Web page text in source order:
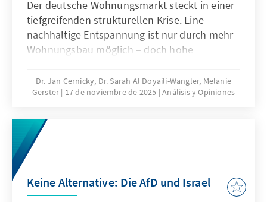
Der deutsche Wohnungsmarkt steckt in einer
tiefgreifenden strukturellen Krise. Eine
nachhaltige Entspannung ist nur durch mehr
Wohnungsbau möglich – doch hohe
Vorgaben bremsen die Bautätigkeit erheblich.
Zur Lösung des Problems bedarf es einer
Komplexität.
Dr. Jan Cernicky, Dr. Sarah Al Doyaili-Wangler, Melanie
Gerster
17 de noviembre de 2025 Análisis y Opiniones
Keine Alternative: Die AfD und Israel